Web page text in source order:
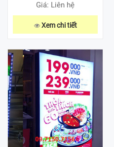
Giá: Liên hệ
Xem chi tiết